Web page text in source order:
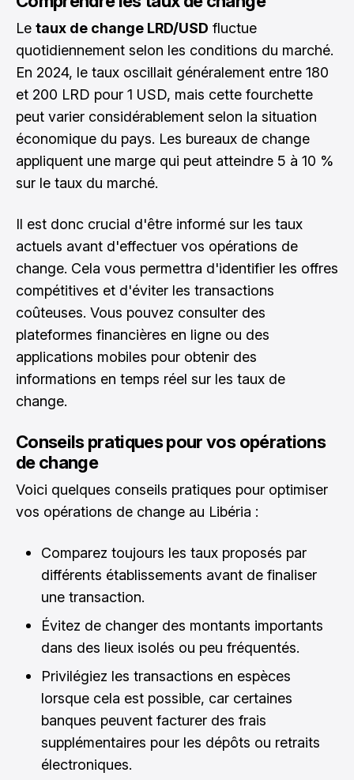
Le taux de change LRD/USD fluctue
quotidiennement selon les conditions du marché.
En 2024, le taux oscillait généralement entre 180
et 200 LRD pour 1 USD, mais cette fourchette
peut varier considérablement selon la situation
économique du pays. Les bureaux de change
appliquent une marge qui peut atteindre 5 à 10 %
sur le taux du marché.
Il est donc crucial d'être informé sur les taux
actuels avant d'effectuer vos opérations de
change. Cela vous permettra d'identifier les offres
compétitives et d'éviter les transactions
coûteuses. Vous pouvez consulter des
plateformes financières en ligne ou des
applications mobiles pour obtenir des
informations en temps réel sur les taux de
change.
Conseils pratiques pour vos opérations
de change
Voici quelques conseils pratiques pour optimiser
vos opérations de change au Libéria :
Comparez toujours les taux proposés par
différents établissements avant de finaliser
une transaction.
Évitez de changer des montants importants
dans des lieux isolés ou peu fréquentés.
Privilégiez les transactions en espèces
lorsque cela est possible, car certaines
banques peuvent facturer des frais
supplémentaires pour les dépôts ou retraits
électroniques.